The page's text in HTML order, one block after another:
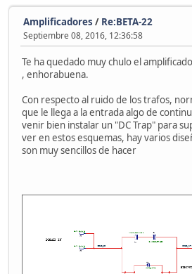
Amplificadores / Re:BETA-22
Septiembre 08, 2016, 12:36:58
Te ha quedado muy chulo el
, enhorabuena.
Con respecto al ruido de los trafos,
que le llega a la entrada algo de
venir bien instalar un "DC Trap" para
ver en estos esquemas, hay varios
son muy sencillos de hacer